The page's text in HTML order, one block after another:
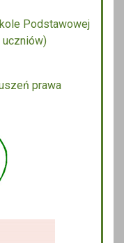
Podstawowej
uczniów)
prawa